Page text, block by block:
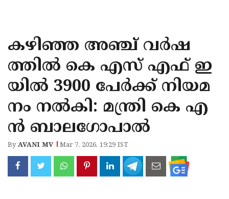
KANNUR
KASARAGOD
കഴിഞ്ഞ അഞ്ച് വർഷ
ത്തിൽ കെ എസ് എഫ് ഇ
യിൽ 3900 പേർക്ക് നിയമ
നം നൽകി: മന്ത്രി കെ എ
ൻ ബാലഗോപാൽ
ByAVANI MV Mar 7, 2026, 19:29 IST